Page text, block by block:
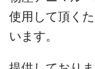
使用して頂く
います。